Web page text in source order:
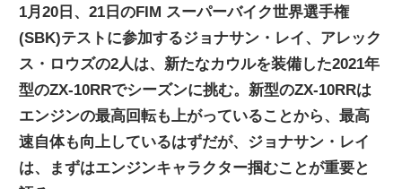
ク
ニ
ュ
1月20日、21日のFIM スーパーバイク世界選手権
(SBK)テストに参加するジョナサン・レイ、アレック
ス・ロウズの2人は、新たなカウルを装備した2021年
型のZX-10RRでシーズンに挑む。新型のZX-10RRは
エンジンの最高回転も上がっていることから、最高
速自体も向上しているはずだが、ジョナサン・レイ
は、まずはエンジンキャラクター掴むことが重要と